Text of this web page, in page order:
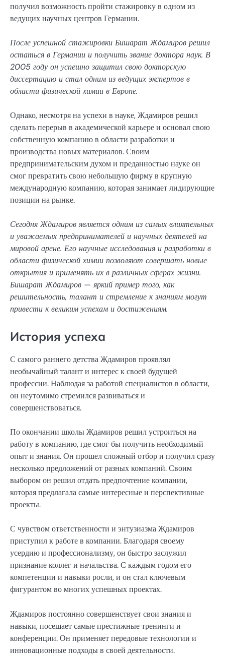
получил возможность пройти стажировку в одном из
ведущих научных центров Германии.
После успешной стажировки Бишарат Ждамиров решил
остаться в Германии и получить звание доктора наук. В
2005 году он успешно защитил свою докторскую
диссертацию и стал одним из ведущих экспертов в
области физической химии в Европе.
Однако, несмотря на успехи в науке, Ждамиров решил
сделать перерыв в академической карьере и основал свою
собственную компанию в области разработки и
производства новых материалов. Своим
предпринимательским духом и преданностью науке он
смог превратить свою небольшую фирму в крупную
международную компанию, которая занимает лидирующие
позиции на рынке.
Сегодня Ждамиров является одним из самых влиятельных
и уважаемых предпринимателей и научных деятелей на
мировой арене. Его научные исследования и разработки в
области физической химии позволяют совершать новые
открытия и применять их в различных сферах жизни.
Бишарат Ждамиров — яркий пример того, как
решительность, талант и стремление к знаниям могут
привести к великим успехам и достижениям.
История успеха
С самого раннего детства Ждамиров проявлял
необычайный талант и интерес к своей будущей
профессии. Наблюдая за работой специалистов в области,
он неутомимо стремился развиваться и
совершенствоваться.
По окончании школы Ждамиров решил устроиться на
работу в компанию, где смог бы получить необходимый
опыт и знания. Он прошел сложный отбор и получил сразу
несколько предложений от разных компаний. Своим
выбором он решил отдать предпочтение компании,
которая предлагала самые интересные и перспективные
проекты.
С чувством ответственности и энтузиазма Ждамиров
приступил к работе в компании. Благодаря своему
усердию и профессионализму, он быстро заслужил
признание коллег и начальства. С каждым годом его
компетенции и навыки росли, и он стал ключевым
фигурантом во многих успешных проектах.
Ждамиров постоянно совершенствует свои знания и
навыки, посещает самые престижные тренинги и
конференции. Он применяет передовые технологии и
инновационные подходы в своей деятельности.